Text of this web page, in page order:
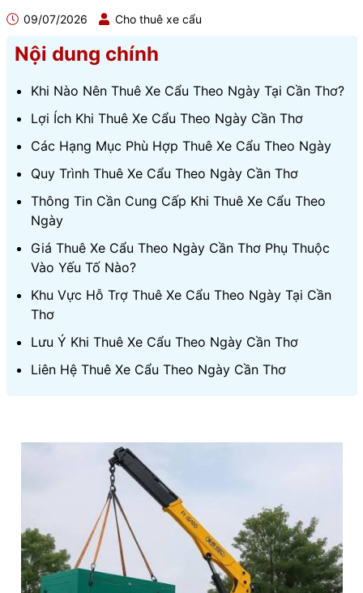
09/07/2026 Cho thuê xe cẩu
Nội dung chính
Khi Nào Nên Thuê Xe Cẩu Theo Ngày Tại Cần Thơ?
Lợi Ích Khi Thuê Xe Cẩu Theo Ngày Cần Thơ
Các Hạng Mục Phù Hợp Thuê Xe Cẩu Theo Ngày
Quy Trình Thuê Xe Cẩu Theo Ngày Cần Thơ
Thông Tin Cần Cung Cấp Khi Thuê Xe Cẩu Theo
Ngày
Giá Thuê Xe Cẩu Theo Ngày Cần Thơ Phụ Thuộc
Vào Yếu Tố Nào?
Khu Vực Hỗ Trợ Thuê Xe Cẩu Theo Ngày Tại Cần
Thơ
Lưu Ý Khi Thuê Xe Cẩu Theo Ngày Cần Thơ
Liên Hệ Thuê Xe Cẩu Theo Ngày Cần Thơ